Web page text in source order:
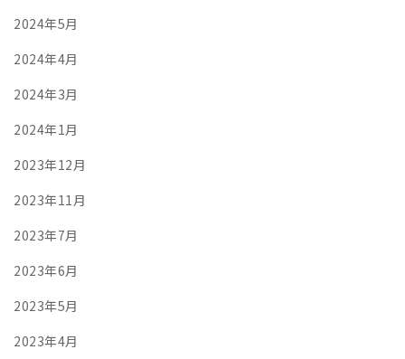
2024年5月
2024年4月
2024年3月
2024年1月
2023年12月
2023年11月
2023年7月
2023年6月
2023年5月
2023年4月